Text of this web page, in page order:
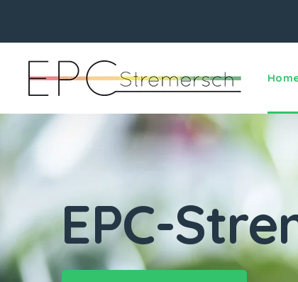
EPC-